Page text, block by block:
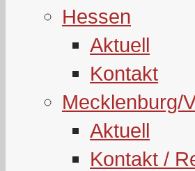
Hessen
Aktuell
Kontakt
Mecklenburg/
Aktuell
Kontakt /